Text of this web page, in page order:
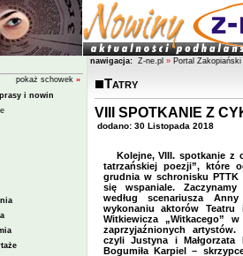
pokaż schowek »
i nowin
nawigacja: Z-ne.pl » Portal Zakopiański
Tatry
VIII SPOTKANIE Z
dodano: 30 Listopada 2018
Kolejne, VIII. spotkanie z
tatrzańskiej poezji”, które
grudnia w schronisku PTTK
się wspaniale.
według scenariusza
wykonaniu aktorów Teatru
Witkiewicza „Witkacego”
zaprzyjaźnionych
czyli Justyna i
Bogumiła Karpiel –